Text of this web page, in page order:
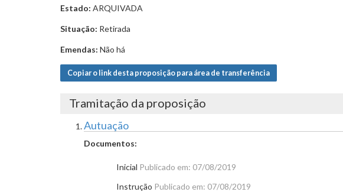
Estado: ARQUIVADA
Situação: Retirada
Emendas: Não há
Copiar o link desta proposição para área de transferência
Tramitação da proposição
Autuação
Documentos:
Inicial Publicado em: 07/08/2019
Instrução Publicado em: 07/08/2019